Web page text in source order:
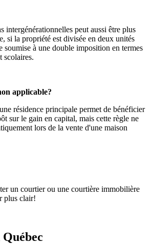
intergénérationnelles peut aussi être plus
si la propriété est divisée en deux unités
soumise à une double imposition en termes
scolaires.
applicable?
résidence principale permet de bénéficier
sur le gain en capital, mais cette règle ne
lors de la vente d'une maison
un courtier ou une courtière immobilière
plus clair!